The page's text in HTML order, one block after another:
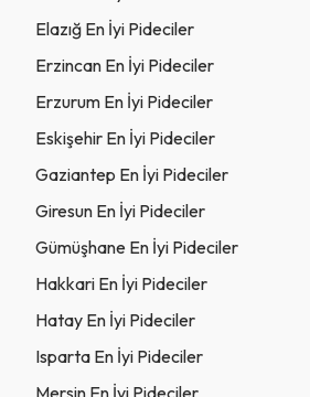
Elazığ En İyi Pideciler
Erzincan En İyi Pideciler
Erzurum En İyi Pideciler
Eskişehir En İyi Pideciler
Gaziantep En İyi Pideciler
Giresun En İyi Pideciler
Gümüşhane En İyi Pideciler
Hakkari En İyi Pideciler
Hatay En İyi Pideciler
Isparta En İyi Pideciler
Mersin En İyi Pideciler